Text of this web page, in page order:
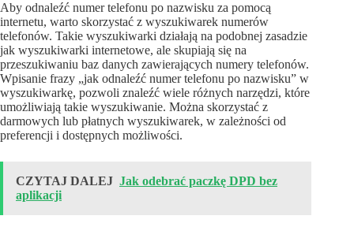
Aby odnaleźć numer telefonu po nazwisku za pomocą
internetu, warto skorzystać z wyszukiwarek numerów
telefonów. Takie wyszukiwarki działają na podobnej zasadzie
jak wyszukiwarki internetowe, ale skupiają się na
przeszukiwaniu baz danych zawierających numery telefonów.
Wpisanie frazy „jak odnaleźć numer telefonu po nazwisku” w
wyszukiwarkę, pozwoli znaleźć wiele różnych narzędzi, które
umożliwiają takie wyszukiwanie. Można skorzystać z
darmowych lub płatnych wyszukiwarek, w zależności od
preferencji i dostępnych możliwości.
CZYTAJ DALEJ Jak odebrać paczkę DPD bez
aplikacji